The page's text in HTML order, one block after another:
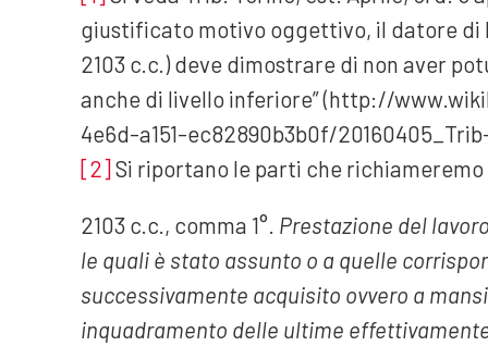
giustificato motivo oggettivo, il datore di
2103 c.c.) deve dimostrare di non aver
anche di livello inferiore” (http://
4e6d-a151-ec82890b3b0f/
[2]Si riportano le parti che
2103 c.c., comma 1°. Prestazione del
le quali è stato assunto o a quelle
successivamente acquisito ovvero a
inquadramento delle ultime